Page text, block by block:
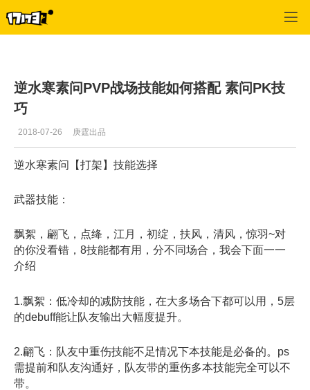
逆水寒素问PVP战场技能如何搭配 素问PK技
巧
2018-07-26 庚霆出品
逆水寒素问【打架】技能选择
武器技能：
飘絮，翩飞，点绛，江月，初绽，扶风，清风，惊羽~对
的你没看错，8技能都有用，分不同场合，我会下面一一
介绍
1.飘絮：低冷却的减防技能，在大多场合下都可以用，5层
的debuff能让队友输出大幅度提升。
2.翩飞：队友中重伤技能不足情况下本技能是必备的。ps
需提前和队友沟通好，队友带的重伤多本技能完全可以不
带。